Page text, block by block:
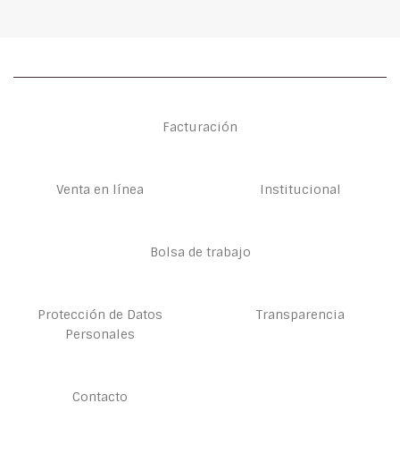
Facturación
Venta en línea Institucional
Bolsa de trabajo
Protección de Datos
Personales
Transparencia
Contacto